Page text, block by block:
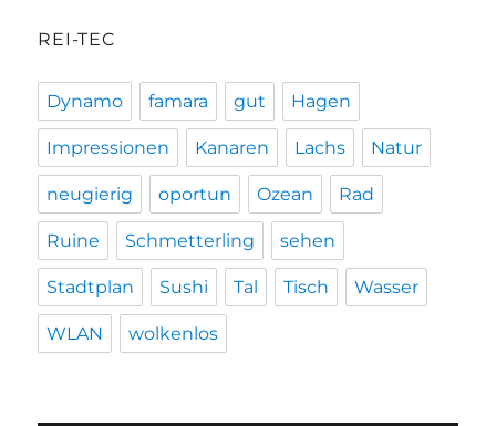
REI-TEC
Dynamo famara gut Hagen
Impressionen Kanaren Lachs Natur
neugierig oportun Ozean Rad
Ruine Schmetterling sehen
Stadtplan Sushi Tal Tisch Wasser
WLAN wolkenlos